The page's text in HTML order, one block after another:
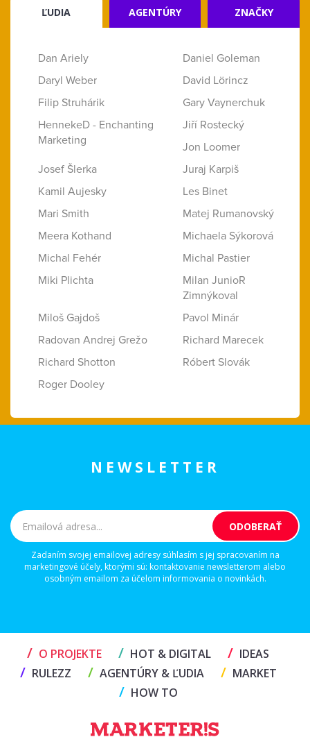
ĽUDIA AGENTÚRY ZNAČKY
Dan Ariely
Daniel Goleman
Daryl Weber
David Lörincz
Filip Struhárik
Gary Vaynerchuk
HennekeD - Enchanting
Marketing
Jiří Rostecký
Jon Loomer
Josef Šlerka
Juraj Karpiš
Kamil Aujesky
Les Binet
Mari Smith
Matej Rumanovský
Meera Kothand
Michaela Sýkorová
Michal Fehér
Michal Pastier
Miki Plichta
Milan JunioR
Zimnýkoval
Miloš Gajdoš
Pavol Minár
Radovan Andrej Grežo
Richard Marecek
Richard Shotton
Róbert Slovák
Roger Dooley
NEWSLETTER
Zadaním svojej emailovej adresy súhlasím s jej spracovaním na
marketingové účely, ktorými sú: kontaktovanie newsletterom alebo
osobným emailom za účelom informovania o novinkách.
/ O PROJEKTE / HOT & DIGITAL / IDEAS
/ RULEZZ / AGENTÚRY & ĽUDIA / MARKET
/ HOW TO